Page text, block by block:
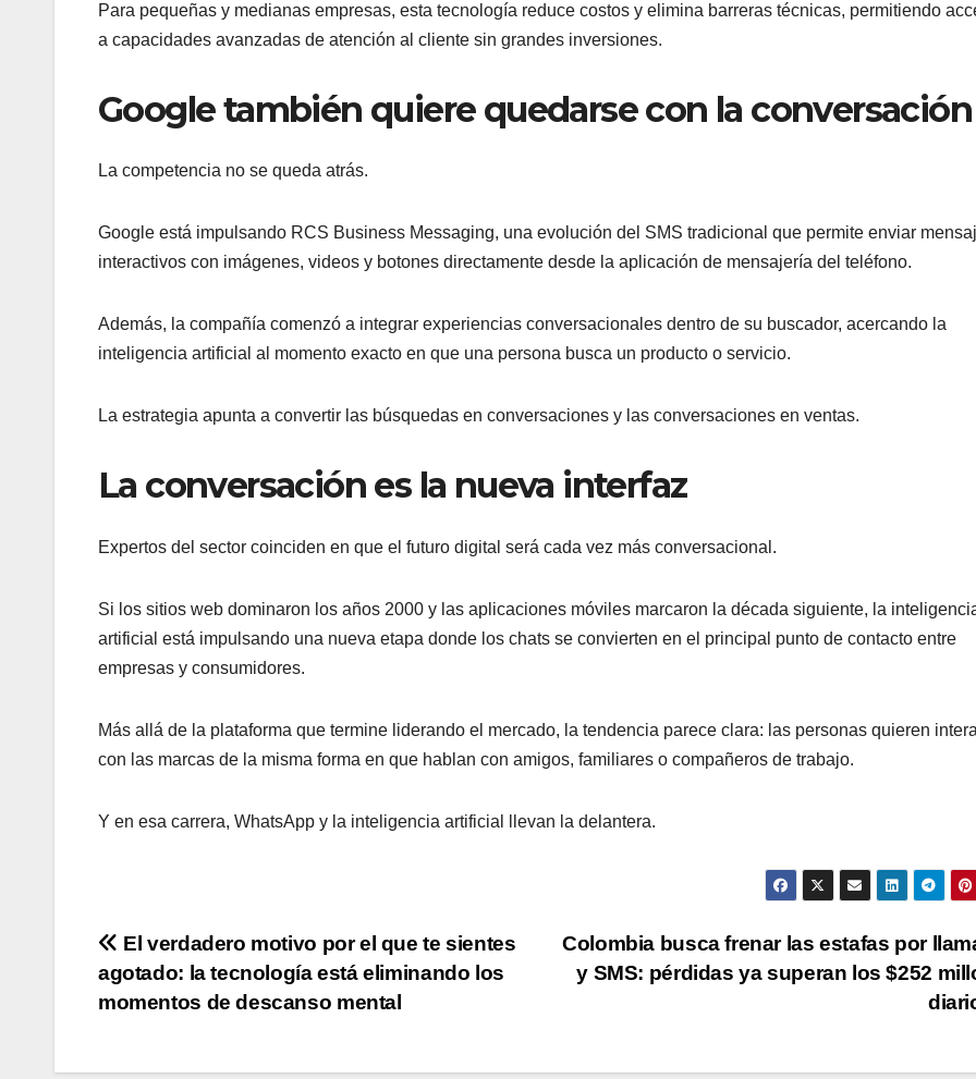
Para pequeñas y medianas empresas, esta tecnología reduce costos y elimina barreras técnicas, permitiendo
a capacidades avanzadas de atención al cliente sin grandes inversiones.
Google también quiere quedarse con la conversación
La competencia no se queda atrás.
Google está impulsando RCS Business Messaging, una evolución del SMS tradicional que permite enviar
interactivos con imágenes, videos y botones directamente desde la aplicación de mensajería del teléfono.
Además, la compañía comenzó a integrar experiencias conversacionales dentro de su buscador, acercando la
inteligencia artificial al momento exacto en que una persona busca un producto o servicio.
La estrategia apunta a convertir las búsquedas en conversaciones y las conversaciones en ventas.
La conversación es la nueva interfaz
Expertos del sector coinciden en que el futuro digital será cada vez más conversacional.
Si los sitios web dominaron los años 2000 y las aplicaciones móviles marcaron la década siguiente, la
artificial está impulsando una nueva etapa donde los chats se convierten en el principal punto de contacto entre
empresas y consumidores.
Más allá de la plataforma que termine liderando el mercado, la tendencia parece clara: las personas quieren
con las marcas de la misma forma en que hablan con amigos, familiares o compañeros de trabajo.
Y en esa carrera, WhatsApp y la inteligencia artificial llevan la delantera.
Navegación
de
Colombia busca frenar las estafas por
y SMS: pérdidas ya superan los $252
El verdadero motivo por el que te sientes
agotado: la tecnología está eliminando los
momentos de descanso mental